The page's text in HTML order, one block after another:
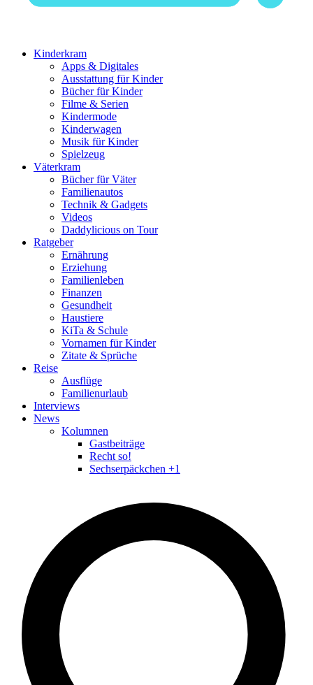
Kinderkram
Apps & Digitales
Ausstattung für Kinder
Bücher für Kinder
Filme & Serien
Kindermode
Kinderwagen
Musik für Kinder
Spielzeug
Väterkram
Bücher für Väter
Familienautos
Technik & Gadgets
Videos
Daddylicious on Tour
Ratgeber
Ernährung
Erziehung
Familienleben
Finanzen
Gesundheit
Haustiere
KiTa & Schule
Vornamen für Kinder
Zitate & Sprüche
Reise
Ausflüge
Familienurlaub
Interviews
News
Kolumnen
Gastbeiträge
Recht so!
Sechserpäckchen +1